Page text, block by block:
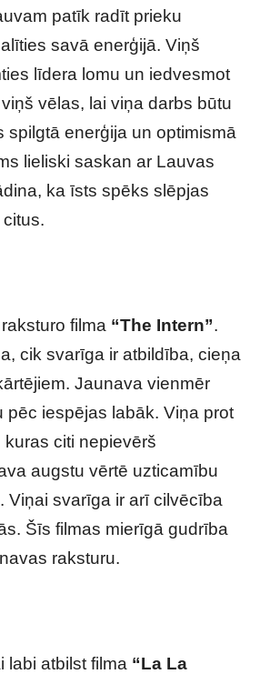
patīk radīt prieku
savā enerģijā. Viņš
līdera lomu un iedvesmot
vēlas, lai viņa darbs būtu
spilgtā enerģija un optimismā
lieliski saskan ar Lauvas
ka īsts spēks slēpjas
filma “The Intern”.
cik svarīga ir atbildība, cieņa
Jaunava vienmēr
pēc iespējas labāk. Viņa prot
citi nepievērš
augstu vērtē uzticamību
Viņai svarīga ir arī cilvēcība
Šīs filmas mierīgā gudrība
raksturu.
labi atbilst filma “La La